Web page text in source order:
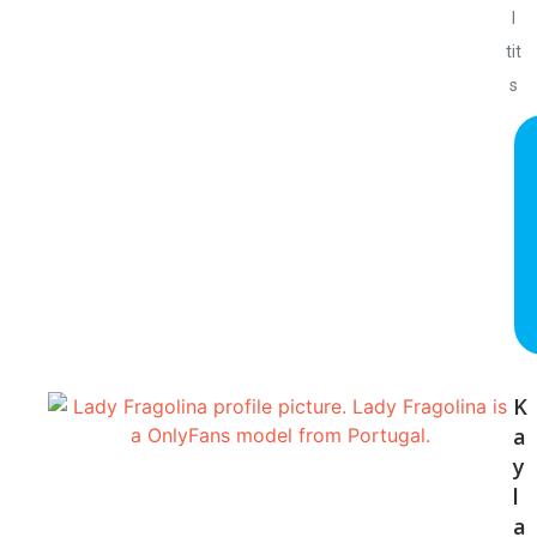
tit
s
K
a
y
l
a